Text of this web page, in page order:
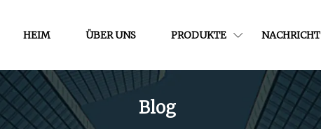
HEIM ÜBER UNS PRODUKTE NACHRICHT
Blog